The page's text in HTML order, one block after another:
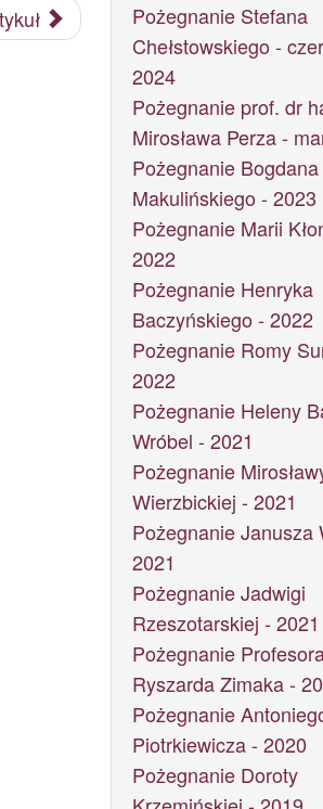
Pożegnanie Stefana
Chełstowskiego -
2024
Pożegnanie prof. dr
Mirosława Perza -
Pożegnanie Bogdana
Makulińskiego - 2023
Pożegnanie Marii
2022
Pożegnanie Henryka
Baczyńskiego - 2022
Pożegnanie Romy
2022
Pożegnanie Heleny
Wróbel - 2021
Pożegnanie
Wierzbickiej - 2021
Pożegnanie Janusza
2021
Pożegnanie Jadwigi
Rzeszotarskiej - 2021
Pożegnanie
Ryszarda Zimaka -
Pożegnanie
Piotrkiewicza - 2020
Pożegnanie Doroty